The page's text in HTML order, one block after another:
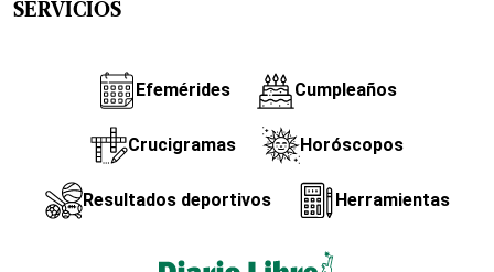
SERVICIOS
Efemérides Cumpleaños
Crucigramas Horóscopos
Resultados deportivos Herramientas